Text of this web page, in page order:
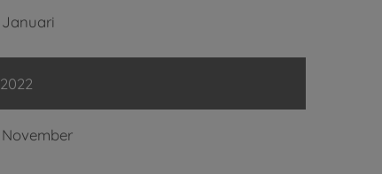
Januari
2022
November